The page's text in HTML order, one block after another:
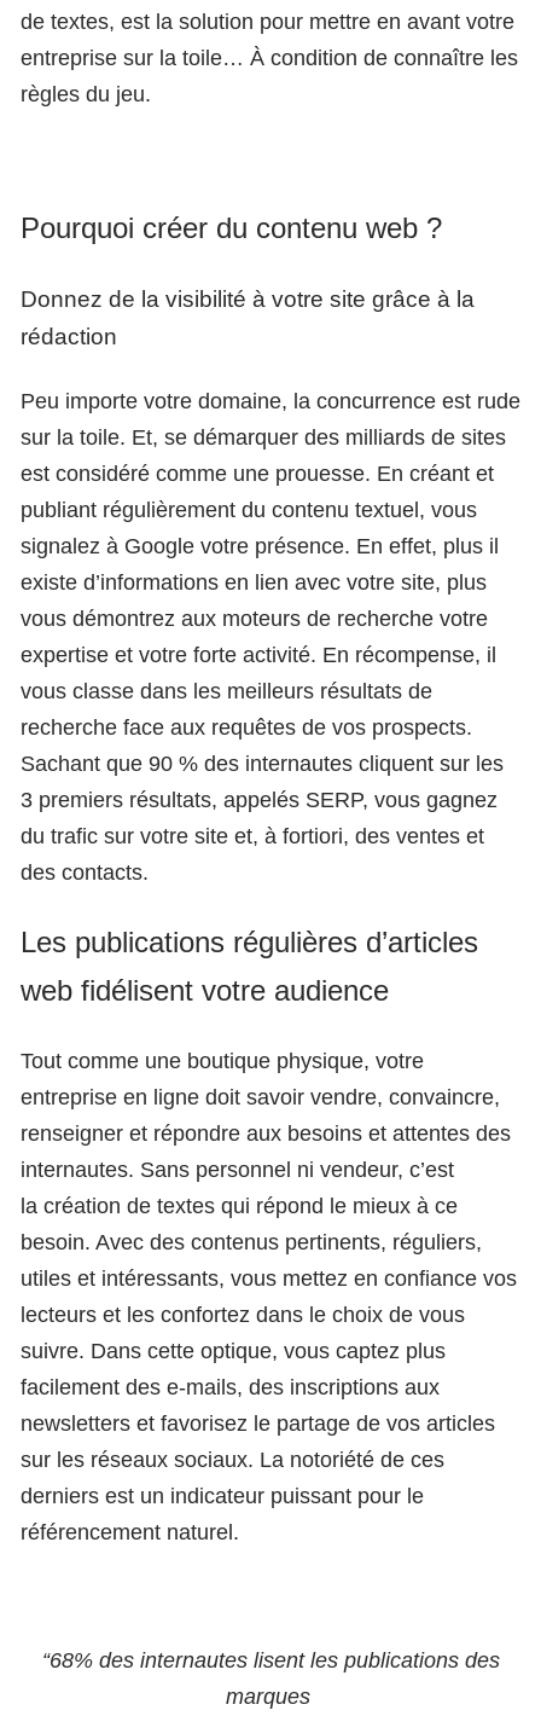
de textes, est la solution pour mettre en avant votre
entreprise sur la toile… À condition de connaître les
règles du jeu.
Pourquoi créer du contenu web ?
Donnez de la visibilité à votre site grâce à la
rédaction
Peu importe votre domaine, la concurrence est rude
sur la toile. Et, se démarquer des milliards de sites
est considéré comme une prouesse. En créant et
publiant régulièrement du contenu textuel, vous
signalez à Google votre présence. En effet, plus il
existe d’informations en lien avec votre site, plus
vous démontrez aux moteurs de recherche votre
expertise et votre forte activité. En récompense, il
vous classe dans les meilleurs résultats de
recherche face aux requêtes de vos prospects.
Sachant que 90 % des internautes cliquent sur les
3 premiers résultats, appelés SERP, vous gagnez
du trafic sur votre site et, à fortiori, des ventes et
des contacts.
Les publications régulières d’articles
web fidélisent votre audience
Tout comme une boutique physique, votre
entreprise en ligne doit savoir vendre, convaincre,
renseigner et répondre aux besoins et attentes des
internautes. Sans personnel ni vendeur, c’est
la création de textes qui répond le mieux à ce
besoin. Avec des contenus pertinents, réguliers,
utiles et intéressants, vous mettez en confiance vos
lecteurs et les confortez dans le choix de vous
suivre. Dans cette optique, vous captez plus
facilement des e-mails, des inscriptions aux
newsletters et favorisez le partage de vos articles
sur les réseaux sociaux. La notoriété de ces
derniers est un indicateur puissant pour le
référencement naturel.
“68% des internautes lisent les publications des
marques